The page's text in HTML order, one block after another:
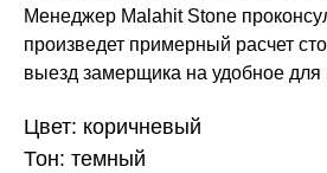
Менеджер Malahit Stone
произведет примерный расчет
выезд замерщика на удобное для
Цвет: коричневый
Тон: темный